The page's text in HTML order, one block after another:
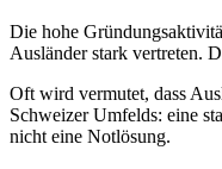
Die hohe
Ausländer stark vertreten.
Oft wird vermutet, dass
Schweizer Umfelds: eine
nicht eine Notlösung.